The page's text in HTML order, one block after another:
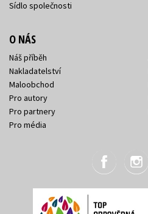
Sídlo společnosti
O NÁS
Náš příběh
Nakladatelství
Maloobchod
Pro autory
Pro partnery
Pro média